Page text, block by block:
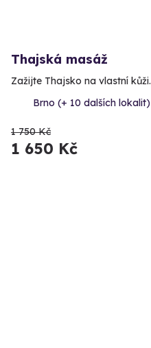
Thajská masáž
Zažijte Thajsko na vlastní kůži.
Brno (+ 10 dalších lokalit)
1 750 Kč
1 650 Kč